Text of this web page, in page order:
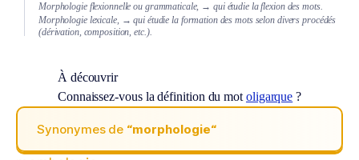
Morphologie flexionnelle ou grammaticale, → qui étudie la flexion des mots.
Morphologie lexicale, → qui étudie la formation des mots selon divers procédés
(dérivation, composition, etc.).
À découvrir
Connaissez-vous la définition du mot oligarque ?
Synonymes de “morphologie“